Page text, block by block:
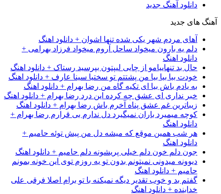
دانلود آهنگ جدید
آهنگ های جدید
آهای مردم شهر یکی شده تنها اشوان + دانلود اهنگ
دلم یه بارون میخواد ساحل آروم میخواد فرزاد بهرامی +
دانلود اهنگ
حال بد تنهاییامو از چایی لیپتون بپرسید رستاک + دانلود اهنگ
خودت بیا بیا بیا من پشتتم تو سختیا سینا عارف + دانلود اهنگ
به یادم باش بیا ای تکیه گاه من رضا بهرام + دانلود اهنگ
خبر نداری ای عشق چه کرده این درد رضا بهرام + دانلود اهنگ
زیباترین غم عشق پناه آخرم باش رضا بهرام + دانلود اهنگ
کوچه میمیرد باران نمیگیرد دل ندارم بی قرارم رضا بهرام +
دانلود اهنگ
هر شب همین موقع که میشه دل من پیش توئه حامیم +
دانلود اهنگ
جون دلم خون دلم خیلی پریشونه دلم حامیم + دانلود اهنگ
دیوونه میدونی نمیتونم بدون تو یه روزم توی این خونه بمونم
حامیم + دانلود اهنگ
گفتم بد و خوب تقدیر دیگه نمیکنه با تو برام اصلا فرقی علی
خدابنده + دانلود اهنگ